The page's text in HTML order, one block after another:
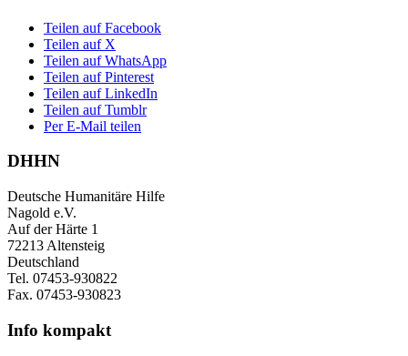
Teilen auf Facebook
Teilen auf X
Teilen auf WhatsApp
Teilen auf Pinterest
Teilen auf LinkedIn
Teilen auf Tumblr
Per E-Mail teilen
DHHN
Deutsche Humanitäre Hilfe
Nagold e.V.
Auf der Härte 1
72213 Altensteig
Deutschland
Tel. 07453-930822
Fax. 07453-930823
Info kompakt